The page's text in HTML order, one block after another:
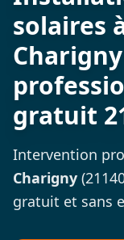
solaires
gratuit
Intervention
Charigny
gratuit et sans